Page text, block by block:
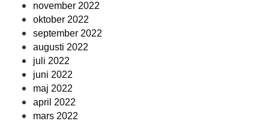
november 2022
oktober 2022
september 2022
augusti 2022
juli 2022
juni 2022
maj 2022
april 2022
mars 2022